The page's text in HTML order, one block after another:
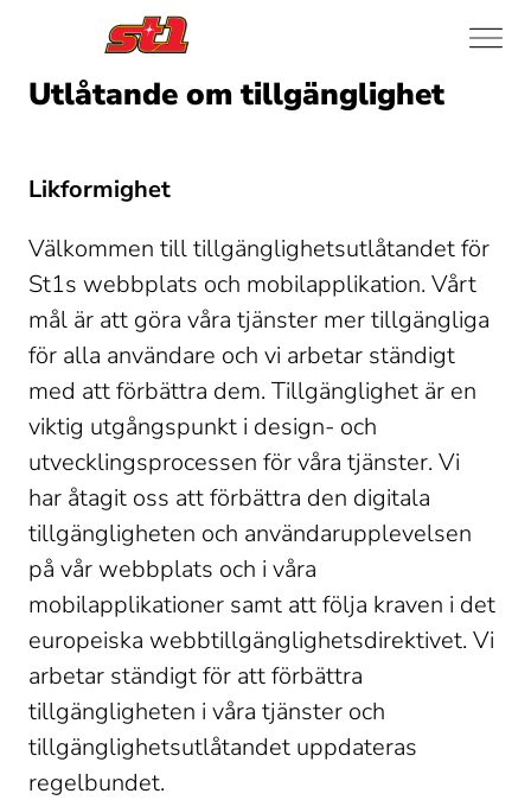
Utlåtande om tillgänglighet
Likformighet
Välkommen till tillgänglighetsutlåtandet för
St1s webbplats och mobilapplikation. Vårt
mål är att göra våra tjänster mer tillgängliga
för alla användare och vi arbetar ständigt
med att förbättra dem. Tillgänglighet är en
viktig utgångspunkt i design- och
utvecklingsprocessen för våra tjänster. Vi
har åtagit oss att förbättra den digitala
tillgängligheten och användarupplevelsen
på vår webbplats och i våra
mobilapplikationer samt att följa kraven i det
europeiska webbtillgänglighetsdirektivet. Vi
arbetar ständigt för att förbättra
tillgängligheten i våra tjänster och
tillgänglighetsutlåtandet uppdateras
regelbundet.